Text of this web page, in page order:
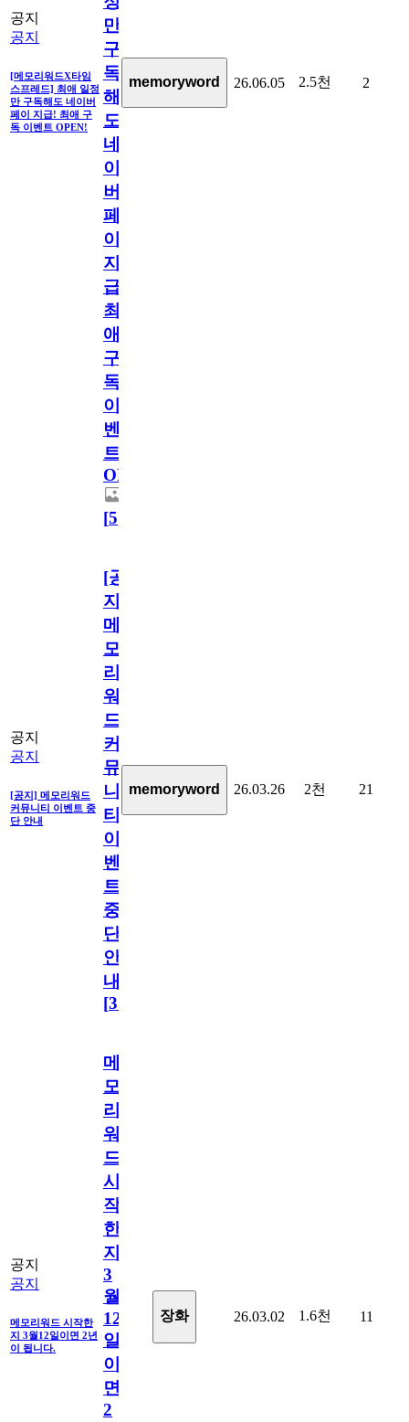
공지
공지
[메모리워드X타임
스프레드] 최애 일정
만 구독해도 네이버
페이 지급! 최애 구
독 이벤트 OPEN!
만
구
독
해
도
네
이
버
페
이
지
급!
최
애
구
독
이
벤
트
OPEN!
[5]
memoryword 26.06.05 2.5천 2
공지
공지
[공지] 메모리워드
커뮤니티 이벤트 중
단 안내
[공
지]
메
모
리
워
드
커
뮤
니
티
이
벤
트
중
단
안
내
[31
memoryword 26.03.26 2천 21
공지
공지
메모리워드 시작한
지 3월12일이면 2년
이 됩니다.
메
모
리
워
드
시
작
한
지
3
월
12
일
이
면
2
장화 26.03.02 1.6천 11